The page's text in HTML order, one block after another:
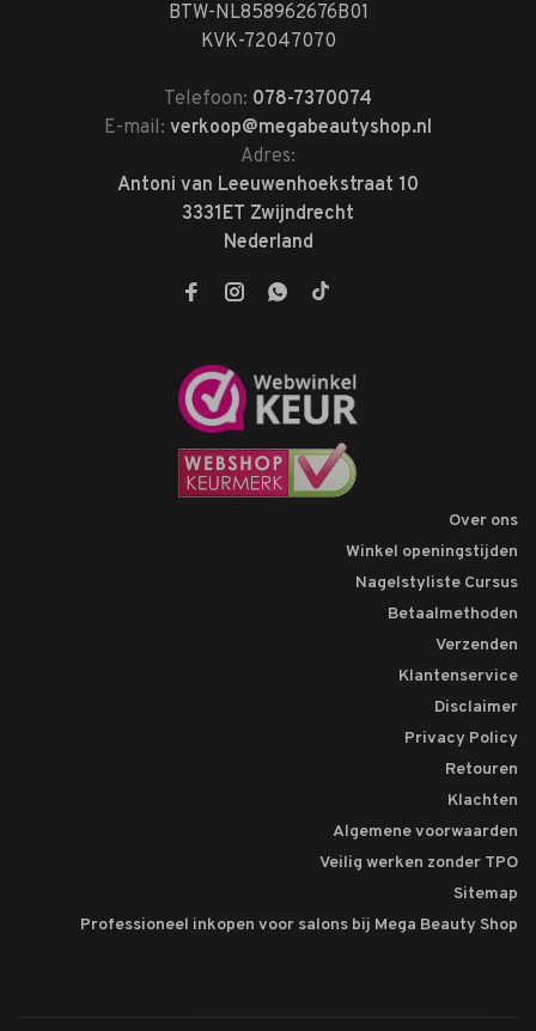
BTW-NL858962676B01
KVK-72047070
Telefoon: 078-7370074
E-mail: verkoop@megabeautyshop.nl
Adres:
Antoni van Leeuwenhoekstraat 10
3331ET Zwijndrecht
Nederland
Over ons
Winkel openingstijden
Nagelstyliste Cursus
Betaalmethoden
Verzenden
Klantenservice
Disclaimer
Privacy Policy
Retouren
Klachten
Algemene voorwaarden
Veilig werken zonder TPO
Sitemap
Professioneel inkopen voor salons bij Mega Beauty Shop